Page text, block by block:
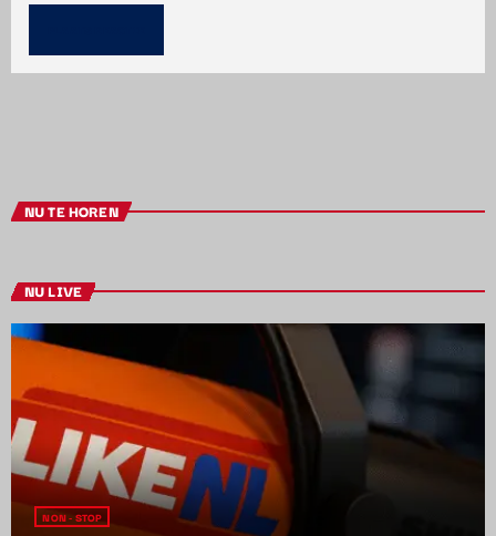
NU TE HOREN
NU LIVE
NON - STOP